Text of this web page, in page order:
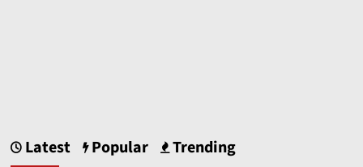
Latest Popular Trending